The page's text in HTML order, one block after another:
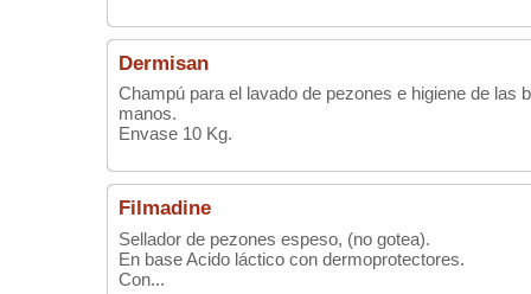
Dermisan
Champú para el lavado de pezones e higiene de las
manos.
Envase 10 Kg.
Filmadine
Sellador de pezones espeso, (no gotea).
En base Acido láctico con dermoprotectores.
Con...